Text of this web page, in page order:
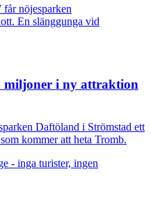
miljoner i ny attraktion
Daftöland i Strömstad ett
kommer att heta Tromb.